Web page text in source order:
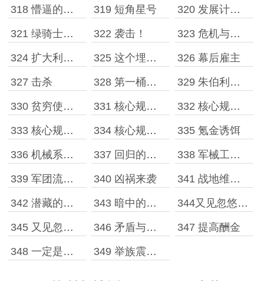
318 懵逼的六国 319 短角星号 320 发展计划与拾荒者
321 绿骑士，无骨鸟 322 袭击！ 323 危机与分兵
324 扩大利润，主观能动性 325 这个埋伏纯天然 326 幕后雇主
327 击杀 328 第一桶金与声望系统 329 朱伯利枢纽！
330 贫穷使我快乐 331 核心规划，黑星起源！［一］ 332 核心规划，黑星起源！［二］
333 核心规划，黑星起源！［三］ 334 核心规划，黑星起源！［四］ 335 氪金诱饵
336 机械系的温床！ 337 回归的战士，又绿遇骑士 338 军械工程师
339 军团流筹备 340 凶祸来袭 341 战地维修，目标图纸
342 潜藏的想法 343 暗中的分裂 344又见忽悠［上］
345 又见忽悠［下］ 346 矛盾与分歧，凶祸末期 347 提高酬金
348 一定是恋爱了 349 举族震惊！［上］